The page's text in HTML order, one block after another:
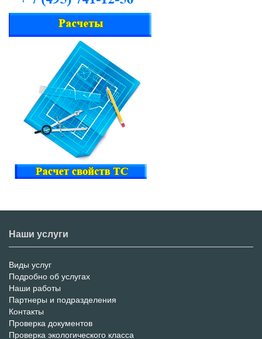
Наши услуги
Меню
услуг
Виды услуг
Подробно об услугах
Наши работы
Партнеры и подразделения
Контакты
Проверка документов
Проверка экологического класса